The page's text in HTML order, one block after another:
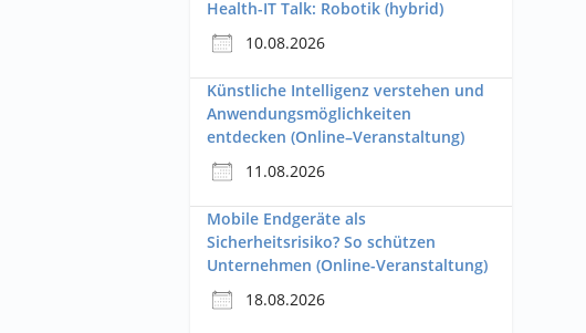
Health-IT Talk: Robotik (hybrid)
10.08.2026
Künstliche Intelligenz verstehen und
Anwendungsmöglichkeiten
entdecken (Online–Veranstaltung)
11.08.2026
Mobile Endgeräte als
Sicherheitsrisiko? So schützen
Unternehmen (Online-Veranstaltung)
18.08.2026